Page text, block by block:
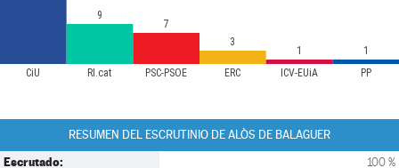
CiU RI.cat PSC-PSOE ERC ICV-EUiA PP
9
7
3
1 1
RESUMEN DEL ESCRUTINIO DE ALÒS DE BALAGUER
Escrutado: 100 %